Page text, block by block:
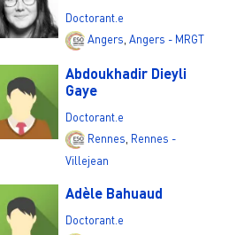
Doctorant.e
Angers ,Angers - MRGT
Abdoukhadir Dieyli
Gaye
Doctorant.e
Rennes Rennes -
Villejean
Adèle Bahuaud
Doctorant.e